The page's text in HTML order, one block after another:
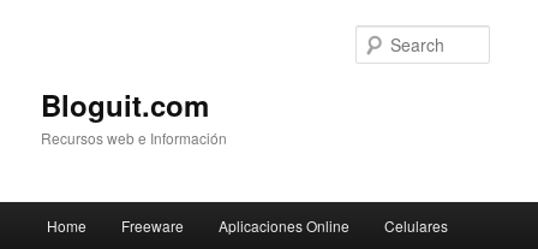
Bloguit.com
Recursos web e Información
Skip
Home Freeware Aplicaciones Online Celulares